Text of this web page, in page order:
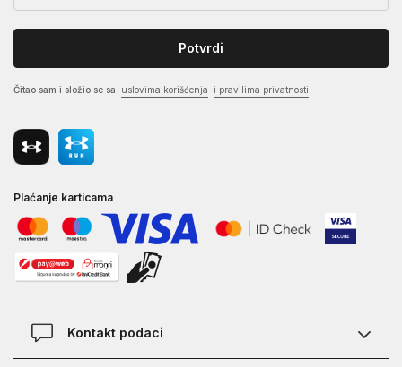
Potvrdi
Čitao sam i složio se sa uslovima korišćenja i pravilima privatnosti
Plaćanje karticama
Kontakt podaci